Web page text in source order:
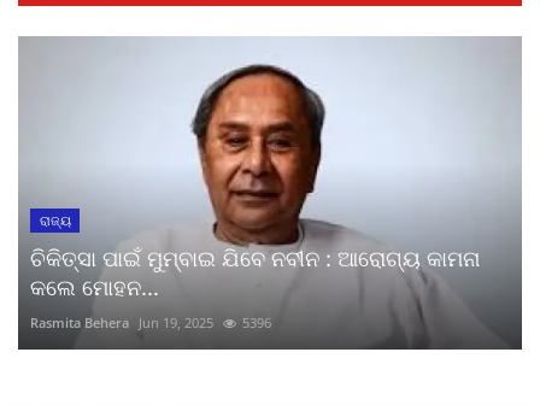
ରାଜ୍ୟ
ଚିକିତ୍ସା ପାଇଁ ମୁମ୍ବାଇ ଯିବେ ନବୀନ : ଆରୋଗ୍ୟ କାମନା
କଲେ ମୋହନ...
Rasmita Behera Jun 19, 2025 5396